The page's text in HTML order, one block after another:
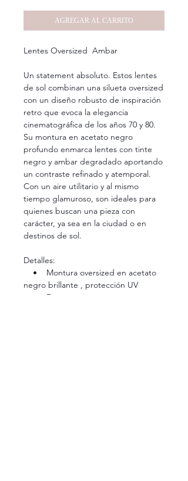
AGREGAR AL CARRITO
Lentes Oversized Ambar
Un statement absoluto. Estos lentes
de sol combinan una silueta oversized
con un diseño robusto de inspiración
retro que evoca la elegancia
cinematográfica de los años 70 y 80.
Su montura en acetato negro
profundo enmarca lentes con tinte
negro y ambar degradado aportando
un contraste refinado y atemporal.
Con un aire utilitario y al mismo
tiempo glamuroso, son ideales para
quienes buscan una pieza con
carácter, ya sea en la ciudad o en
destinos de sol.
Detalles:
• Montura oversized en acetato
negro brillante , protección UV
• Diseño unisex